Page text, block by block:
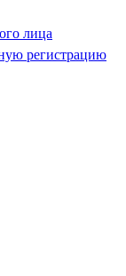
лица
регистрацию